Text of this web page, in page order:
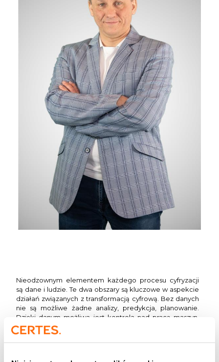
Nieodzownym elementem każdego procesu cyfryzacji
są dane i ludzie. Te dwa obszary są kluczowe w aspekcie
działań związanych z transformacją cyfrową. Bez danych
nie są możliwe żadne analizy, predykcja, planowanie.
Dzięki danym możliwa jest kontrola nad pracą maszyn,
podejmowanie decyzji w systemach sztucznej
inteligencji. Dzięki danym możliwe jest wdrożenie
twardych technologii a przede wszystkim planowanie